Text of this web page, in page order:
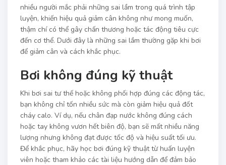
nhiều người mắc phải những sai lầm trong quá trình tập
luyện, khiến hiệu quả giảm cân không như mong muốn,
thậm chí có thể gây chấn thương hoặc tác động tiêu cực
đến cơ thể. Dưới đây là những sai lầm thường gặp khi bơi
để giảm cân và cách khắc phục.
Bơi không đúng kỹ thuật
Khi bơi sai tư thế hoặc không phối hợp đúng các động tác,
bạn không chỉ tốn nhiều sức mà còn giảm hiệu quả đốt
cháy calo. Ví dụ, nếu chân đạp nước không đúng cách
hoặc tay không vươn hết biên độ, bạn sẽ mất nhiều năng
lượng nhưng không đạt được tốc độ và hiệu suất tối ưu.
Để khắc phục, hãy học bơi đúng kỹ thuật từ huấn luyện
viên hoặc tham khảo các tài liệu hướng dẫn để đảm bảo